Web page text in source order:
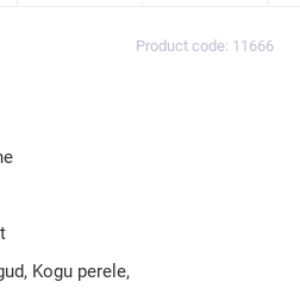
Product code: 11666
Kogu perele,